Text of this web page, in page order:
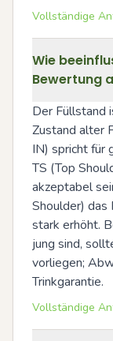
Vollständige
Wie
Bewertung
Der Füllstand
Zustand alter
IN) spricht für
TS (Top
akzeptabel
Shoulder) das
stark erhöht.
jung sind,
vorliegen;
Trinkgarantie.
Vollständige